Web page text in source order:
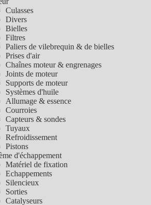
Culasses
Divers
Bielles
Filtres
Paliers de vilebrequin & de bielles
Prises d'air
Chaînes moteur & engrenages
Joints de moteur
Supports de moteur
Systèmes d'huile
Allumage & essence
Courroies
Capteurs & sondes
Tuyaux
Refroidissement
Pistons
d'échappement
Matériel de fixation
Echappements
Silencieux
Sorties
Catalyseurs